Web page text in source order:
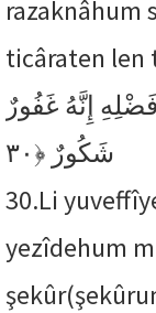
razaknâhum
ticâraten len
إِنَّهُ غَفُورٌ
شَكُورٌ ﴿٣٠
30.Li
yezîdehum